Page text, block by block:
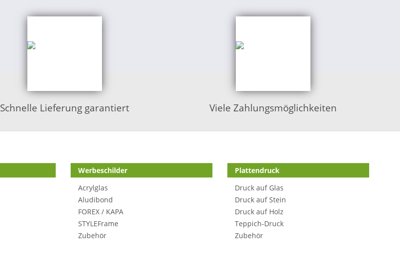
Schnelle Lieferung garantiert Viele Zahlungsmöglichkeiten
Werbeschilder
Acrylglas
Aludibond
FOREX / KAPA
STYLEFrame
Zubehör
Plattendruck
Druck auf Glas
Druck auf Stein
Druck auf Holz
Teppich-Druck
Zubehör